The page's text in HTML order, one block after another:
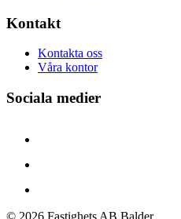
Kontakt
Kontakta oss
Våra kontor
Sociala medier
© 2026 Fastighets AB Balder